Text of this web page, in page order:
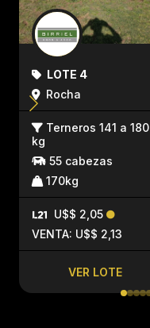
LOTE 4
Rocha
Terneros 141 a 180
kg
55 cabezas
170kg
U$$ 2,05
VENTA: U$$ 2,13
VER LOTE